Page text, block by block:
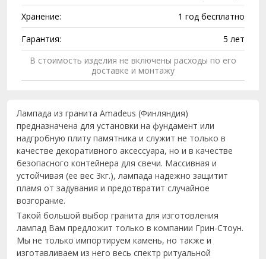
Хранение:
1 год бесплатно
Гарантия:
5 лет
В стоимость изделия не включены расходы по его
доставке и монтажу
Лампада из гранита Amadeus (Финляндия)
предназначена для установки на фундамент или
надгробную плиту памятника и служит не только в
качестве декоративного аксессуара, но и в качестве
безопасного контейнера для свечи. Массивная и
устойчивая (ее вес 3кг.), лампада надежно защитит
пламя от задувания и предотвратит случайное
возгорание.
Такой большой выбор гранита для изготовления
лампад Вам предложит только в компании Грин-Стоун.
Мы не только импортируем камень, но также и
изготавливаем из него весь спектр ритуальной